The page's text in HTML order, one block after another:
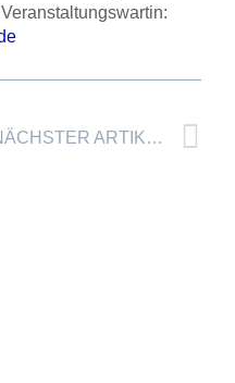
NÄCHSTER ARTIKEL